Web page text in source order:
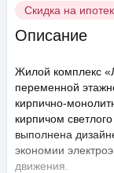
Скидка на
Описание
Жилой комплекс
переменной
кирпично-
кирпичом
выполнена
экономии
движения.